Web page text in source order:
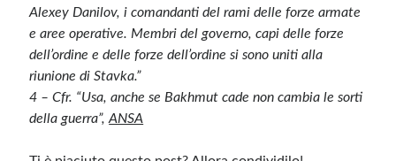
Alexey Danilov, i comandanti del rami delle forze armate
e aree operative. Membri del governo, capi delle forze
dell’ordine e delle forze dell’ordine si sono uniti alla
riunione di Stavka.”
4 – Cfr. “Usa, anche se Bakhmut cade non cambia le sorti
della guerra”,ANSA